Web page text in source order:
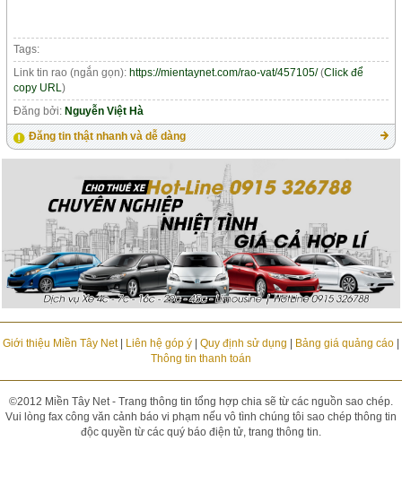
Tags:
Link tin rao (ngắn gọn): https://mientaynet.com/rao-vat/457105/(Click để
copy URL)
Đăng bởi: Nguyễn Việt Hà
Đăng tin thật nhanh và dễ dàng
Giới thiệu Miền Tây Net| Liên hệ góp ý| Quy định sử dụng Bảng giá quảng cáo|
Thông tin thanh toán
©2012 Miền Tây Net - Trang thông tin tổng hợp chia sẽ từ các nguồn sao chép.
Vui lòng fax công văn cảnh báo vi phạm nếu vô tình chúng tôi sao chép thông tin
độc quyền từ các quý báo điện tử, trang thông tin.